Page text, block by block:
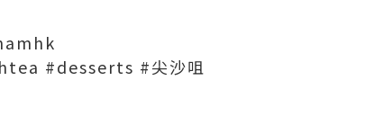
#desserts #尖沙咀